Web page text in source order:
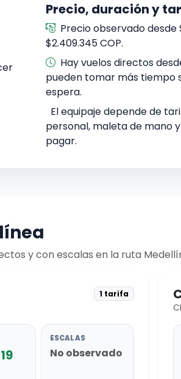
Precio, duración y
Precio observado desde
$2.409.345 COP.
Hay vuelos directos
pueden tomar más tiempo
espera.
El equipaje depende de
personal, maleta de mano
pagar.
y con escalas en la ruta
1 tarifa
ESCALAS
No observado